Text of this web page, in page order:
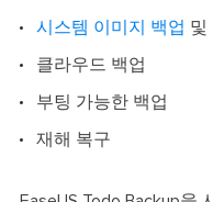
시스템 이미지 백업 및
클라우드 백업
부팅 가능한 백업
재해 복구